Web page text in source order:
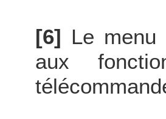
[6] Le menu
aux